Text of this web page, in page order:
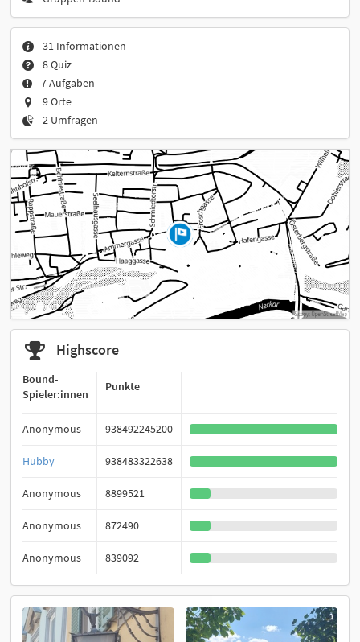
31 Informationen
8 Quiz
7 Aufgaben
9 Orte
2 Umfragen
Highscore
Bound-
Spieler:innen
Punkte
Anonymous 938492245200
Hubby 938483322638
Anonymous 8899521
Anonymous 872490
Anonymous 839092